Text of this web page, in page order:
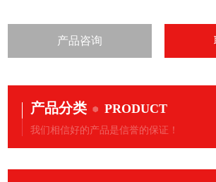
产品咨询
产品分类 PRODUCT
我们相信好的产品是信誉的保证！